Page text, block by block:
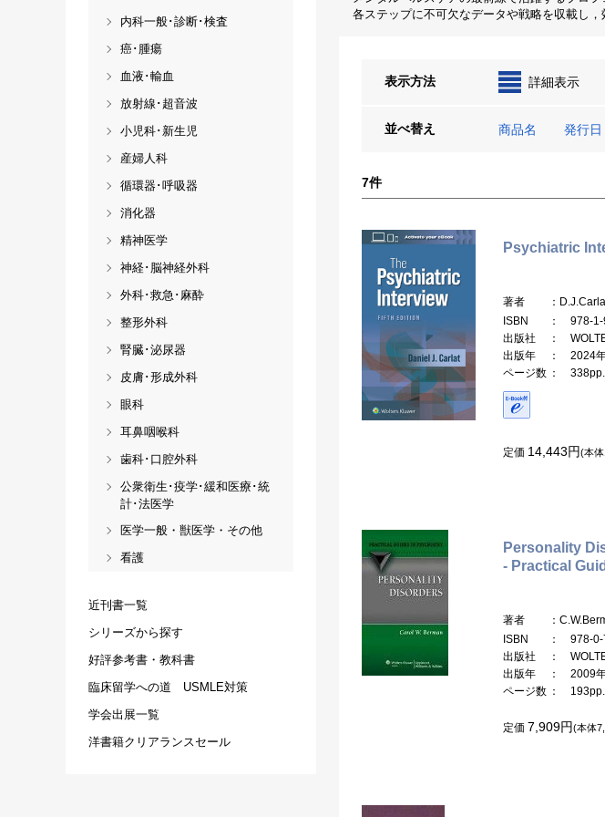
各ステップに不可欠なデータや戦略を収載し
表示方法 詳細表示
並べ替え 商品名 発行日
7件
Psychiatric
著者
：
ISBN
： 978-1-
出版社
：
出版年
： 2024
ページ数 ： 338pp.
定価 14,443円(本
Personality
- Practical
著者
：
ISBN
： 978-0-
出版社
：
出版年
： 2009
ページ数 ： 193pp.
定価 7,909円(本体
内科一般･診断･検査
癌･腫瘍
血液･輸血
放射線･超音波
小児科･新生児
産婦人科
循環器･呼吸器
消化器
精神医学
神経･脳神経外科
外科･救急･麻酔
整形外科
腎臓･泌尿器
皮膚･形成外科
眼科
耳鼻咽喉科
歯科･口腔外科
公衆衛生･疫学･緩和医療･統
計･法医学
医学一般・獣医学・その他
看護
近刊書一覧
シリーズから探す
好評参考書・教科書
臨床留学への道 USMLE対策
学会出展一覧
洋書籍クリアランスセール